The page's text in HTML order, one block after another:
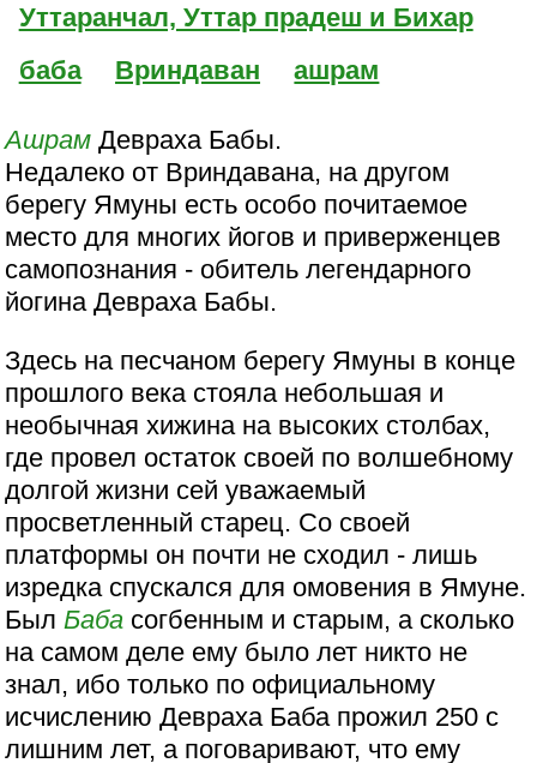
Уттаранчал, Уттар прадеш и Бихар
баба
Вриндаван ашрам
Ашрам Девраха Бабы.
Недалеко от Вриндавана, на другом
берегу Ямуны есть особо почитаемое
место для многих йогов и приверженцев
самопознания - обитель легендарного
йогина Девраха Бабы.
Здесь на песчаном берегу Ямуны в конце
прошлого века стояла небольшая и
необычная хижина на высоких столбах,
где провел остаток своей по волшебному
долгой жизни сей уважаемый
просветленный старец. Со своей
платформы он почти не сходил - лишь
изредка спускался для омовения в Ямуне.
БылБаба согбенным и старым, а сколько
на самом деле ему было лет никто не
знал, ибо только по официальному
исчислению Девраха Баба прожил 250 с
лишним лет, а поговаривают, что ему